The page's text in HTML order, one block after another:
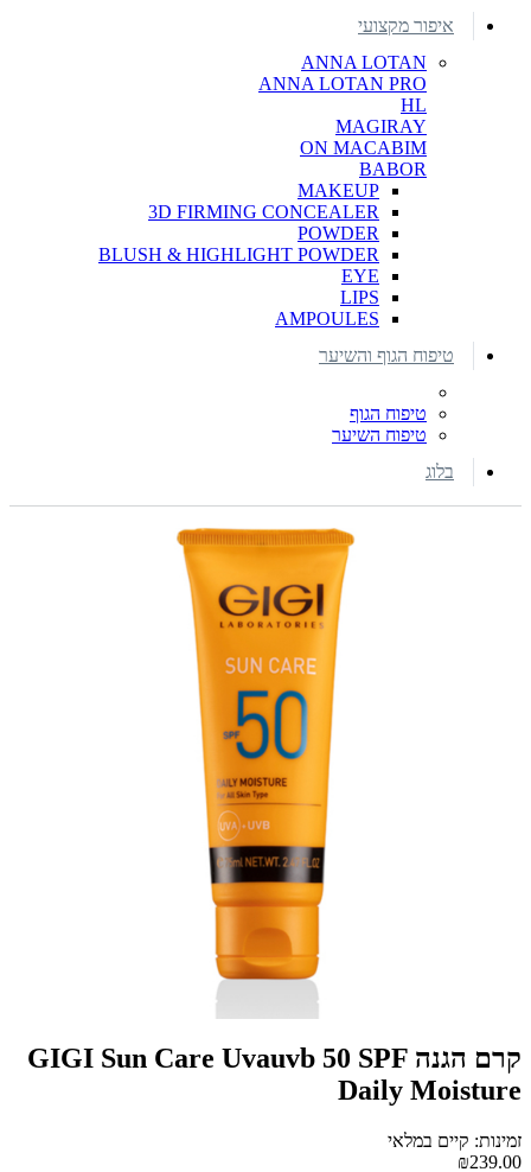
איפור מקצועי
ANNA LOTAN
ANNA LOTAN PRO
HL
MAGIRAY
ON MACABIM
BABOR
MAKEUP
3D FIRMING CONCEALER
POWDER
BLUSH & HIGHLIGHT POWDER
EYE
LIPS
AMPOULES
טיפוח הגוף והשיער
טיפוח הגוף
טיפוח השיער
בלוג
קרם הגנה GIGI Sun Care Uvauvb 50 SPF
Daily Moisture
זמינות: קיים במלאי
₪239.00